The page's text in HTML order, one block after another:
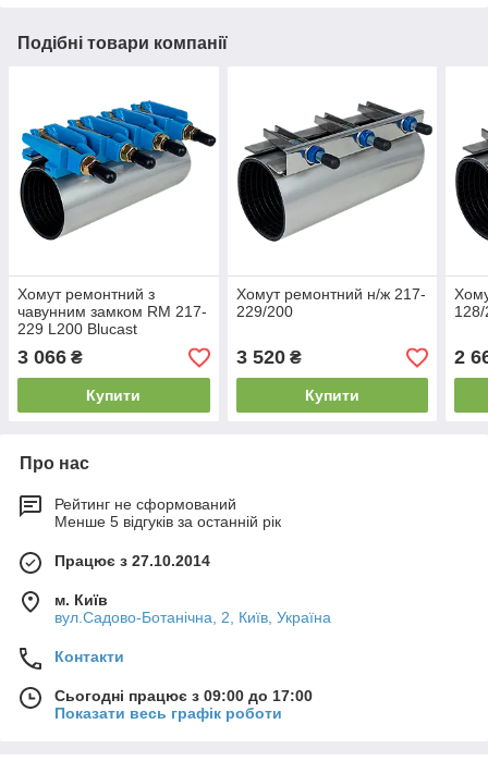
Подібні товари компанії
Хомут ремонтний з
чавунним замком RM 217-
229 L200 Blucast
3 066 ₴
Купити
Хомут ремонтний н/ж 217-
229/200
3 520₴
Купити
2
Про нас
Рейтинг не сформований
Менше 5 відгуків за останній рік
Працює з 27.10.2014
м. Київ
вул.Садово-Ботанічна, 2, Київ, Україна
Контакти
Сьогодні працює з 09:00 до 17:00
Показати весь графік роботи